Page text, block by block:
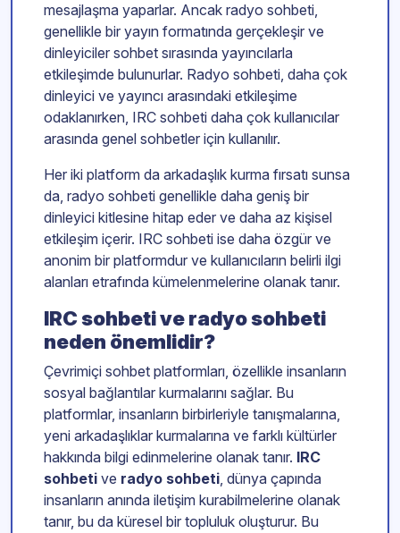
mesajlaşma yaparlar. Ancak radyo sohbeti,
genellikle bir yayın formatında gerçekleşir ve
dinleyiciler sohbet sırasında yayıncılarla
etkileşimde bulunurlar. Radyo sohbeti, daha çok
dinleyici ve yayıncı arasındaki etkileşime
odaklanırken, IRC sohbeti daha çok kullanıcılar
arasında genel sohbetler için kullanılır.
Her iki platform da arkadaşlık kurma fırsatı sunsa
da, radyo sohbeti genellikle daha geniş bir
dinleyici kitlesine hitap eder ve daha az kişisel
etkileşim içerir. IRC sohbeti ise daha özgür ve
anonim bir platformdur ve kullanıcıların belirli ilgi
alanları etrafında kümelenmelerine olanak tanır.
IRC sohbeti ve radyo sohbeti
neden önemlidir?
Çevrimiçi sohbet platformları, özellikle insanların
sosyal bağlantılar kurmalarını sağlar. Bu
platformlar, insanların birbirleriyle tanışmalarına,
yeni arkadaşlıklar kurmalarına ve farklı kültürler
hakkında bilgi edinmelerine olanak tanır. IRC
sohbeti ve radyo sohbeti, dünya çapında
insanların anında iletişim kurabilmelerine olanak
tanır, bu da küresel bir topluluk oluşturur. Bu